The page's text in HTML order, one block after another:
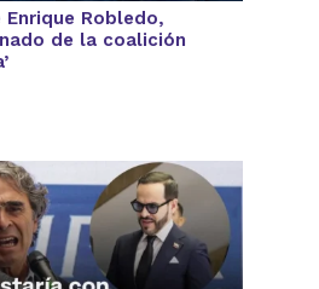
Robledo,
de la coalición